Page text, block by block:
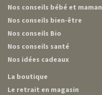
Nos conseils bébé et maman
Nos conseils bien-être
Nos conseils Bio
Nos conseils santé
Nos idées cadeaux
La boutique
Le retrait en magasin